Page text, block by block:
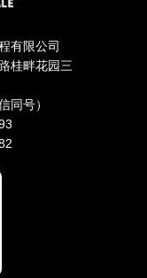
有限公司
桂畔花园三
同号）